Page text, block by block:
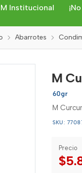
M Institucional
Abarrotes
M
60gr
M
SKU:
Precio